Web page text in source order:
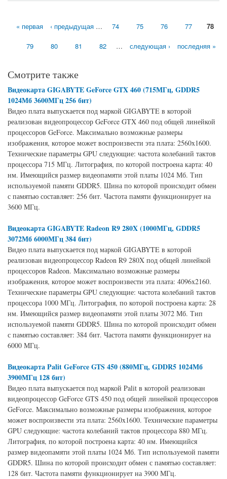
Страницы
« первая ‹ предыдущая … 74 75 76 77 78
79 80 81 82 … следующая › последняя »
Смотрите также
Видеокарта GIGABYTE GeForce GTX 460 (715МГц, GDDR5
1024Мб 3600МГц 256 бит)
Видео плата выпускается под маркой GIGABYTE в которой
реализован видеопроцессор GeForce GTX 460 под общей линейкой
процессоров GeForce. Максимально возможные размеры
изображения, которое может воспроизвести эта плата: 2560x1600.
Технические параметры GPU следующие: частота колебаний тактов
процессора 715 МГц. Литография, по которой построена карта: 40
нм. Имеющийся размер видеопамяти этой платы 1024 Мб. Тип
используемой памяти GDDR5. Шина по которой происходит обмен
с памятью составляет: 256 бит. Частота памяти функционирует на
3600 МГц.
Видеокарта GIGABYTE Radeon R9 280X (1000МГц, GDDR5
3072Мб 6000МГц 384 бит)
Видео плата выпускается под маркой GIGABYTE в которой
реализован видеопроцессор Radeon R9 280X под общей линейкой
процессоров Radeon. Максимально возможные размеры
изображения, которое может воспроизвести эта плата: 4096x2160.
Технические параметры GPU следующие: частота колебаний тактов
процессора 1000 МГц. Литография, по которой построена карта: 28
нм. Имеющийся размер видеопамяти этой платы 3072 Мб. Тип
используемой памяти GDDR5. Шина по которой происходит обмен
с памятью составляет: 384 бит. Частота памяти функционирует на
6000 МГц.
Видеокарта Palit GeForce GTS 450 (880МГц, GDDR5 1024Мб
3900МГц 128 бит)
Видео плата выпускается под маркой Palit в которой реализован
видеопроцессор GeForce GTS 450 под общей линейкой процессоров
GeForce. Максимально возможные размеры изображения, которое
может воспроизвести эта плата: 2560x1600. Технические параметры
GPU следующие: частота колебаний тактов процессора 880 МГц.
Литография, по которой построена карта: 40 нм. Имеющийся
размер видеопамяти этой платы 1024 Мб. Тип используемой памяти
GDDR5. Шина по которой происходит обмен с памятью составляет:
128 бит. Частота памяти функционирует на 3900 МГц.